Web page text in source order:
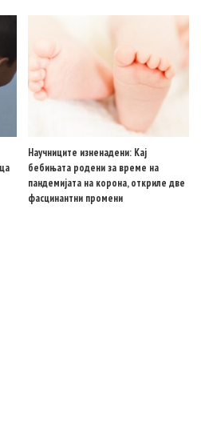
Научниците изненадени: Кај
бебињата родени за време на
пандемијата на корона, откриле две
фасцинантни промени